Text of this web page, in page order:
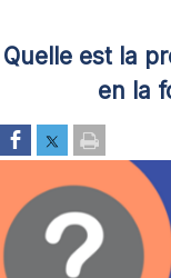
Quelle est la
en la